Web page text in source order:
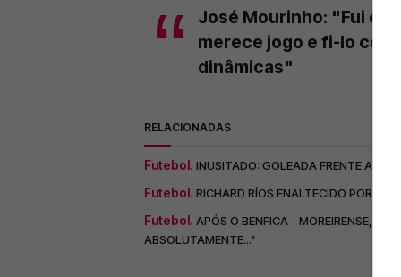
José Mourinho: "Fui
merece jogo e fi-lo
dinâmicas"
RELACIONADAS
Futebol. INUSITADO: GOLEADA FRENTE AO
Futebol. RICHARD RÍOS ENALTECIDO POR
Futebol. APÓS O BENFICA - MOREIRENSE,
ABSOLUTAMENTE..."